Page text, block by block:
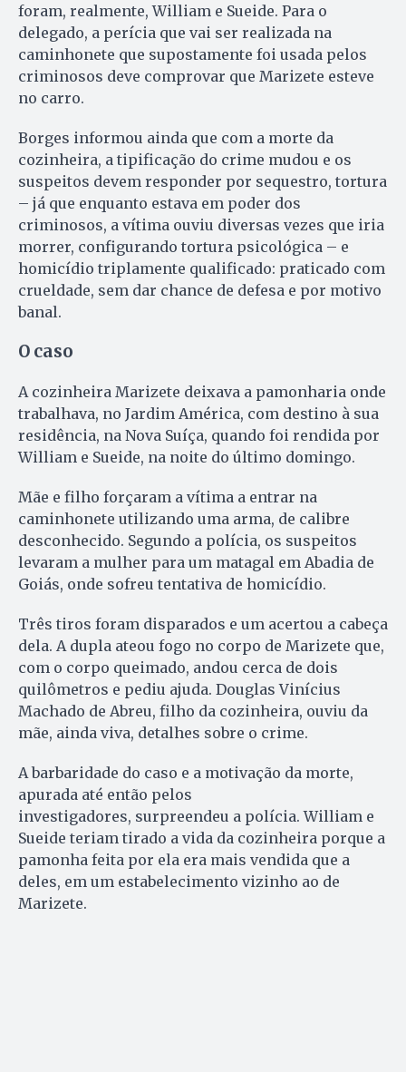
foram, realmente, William e Sueide. Para o
delegado, a perícia que vai ser realizada na
caminhonete que supostamente foi usada pelos
criminosos deve comprovar que Marizete esteve
no carro.
Borges informou ainda que com a morte da
cozinheira, a tipificação do crime mudou e os
suspeitos devem responder por sequestro, tortura
– já que enquanto estava em poder dos
criminosos, a vítima ouviu diversas vezes que iria
morrer, configurando tortura psicológica – e
homicídio triplamente qualificado: praticado com
crueldade, sem dar chance de defesa e por motivo
banal.
O caso
A cozinheira Marizete deixava a pamonharia onde
trabalhava, no Jardim América, com destino à sua
residência, na Nova Suíça, quando foi rendida por
William e Sueide, na noite do último domingo.
Mãe e filho forçaram a vítima a entrar na
caminhonete utilizando uma arma, de calibre
desconhecido. Segundo a polícia, os suspeitos
levaram a mulher para um matagal em Abadia de
Goiás, onde sofreu tentativa de homicídio.
Três tiros foram disparados e um acertou a cabeça
dela. A dupla ateou fogo no corpo de Marizete que,
com o corpo queimado, andou cerca de dois
quilômetros e pediu ajuda. Douglas Vinícius
Machado de Abreu, filho da cozinheira, ouviu da
mãe, ainda viva, detalhes sobre o crime.
A barbaridade do caso e a motivação da morte,
apurada até então pelos
investigadores, surpreendeu a polícia. William e
Sueide teriam tirado a vida da cozinheira porque a
pamonha feita por ela era mais vendida que a
deles, em um estabelecimento vizinho ao de
Marizete.